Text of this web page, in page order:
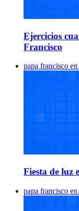
Ejercicios
Francisco
papa francisco
Fiesta de luz
papa francisco